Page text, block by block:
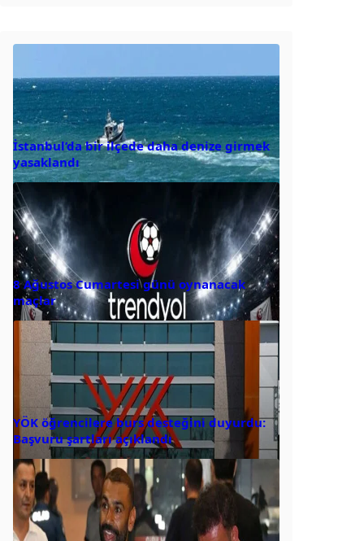
İstanbul’da bir ilçede daha denize girmek
yasaklandı
8 Ağustos Cumartesi günü oynanacak
maçlar
YÖK öğrencilere burs desteğini duyurdu:
Başvuru şartları açıklandı